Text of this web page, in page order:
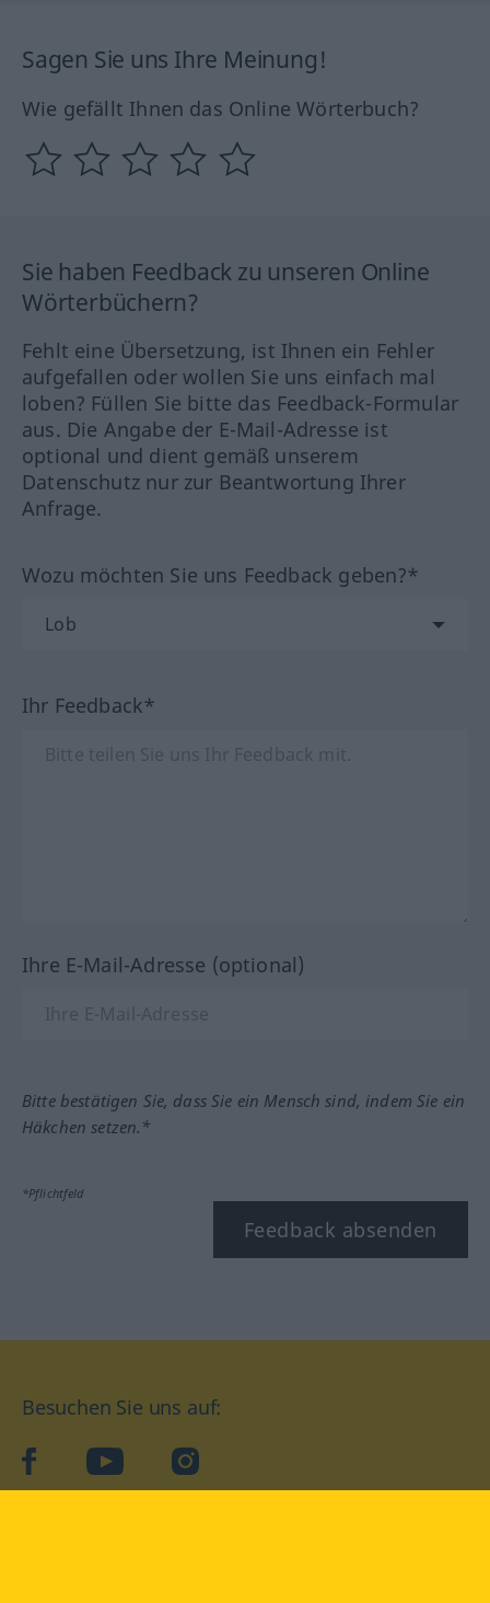
Sagen Sie uns Ihre Meinung!
Wie gefällt Ihnen das Online Wörterbuch?
Sie haben Feedback zu unseren Online
Wörterbüchern?
Fehlt eine Übersetzung, ist Ihnen ein Fehler
aufgefallen oder wollen Sie uns einfach mal
loben? Füllen Sie bitte das Feedback-Formular
aus. Die Angabe der E-Mail-Adresse ist
optional und dient gemäß unserem
Datenschutz nur zur Beantwortung Ihrer
Anfrage.
Wozu möchten Sie uns Feedback geben?*
Ihr Feedback*
Ihre E-Mail-Adresse (optional)
Bitte bestätigen Sie, dass Sie ein Mensch sind, indem Sie ein
Häkchen setzen.*
*Pflichtfeld
Feedback absenden
Besuchen Sie uns auf:
facebookYouTube Instagram